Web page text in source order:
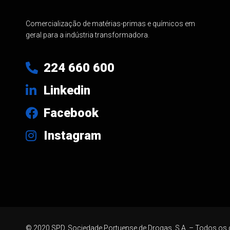
Comercialização de matérias-primas e químicos em
geral para a indústria transformadora.
224 660 600
Linkedin
Facebook
Instagram
© 2020 SPD, Sociedade Portuense de Drogas, S.A. – Todos